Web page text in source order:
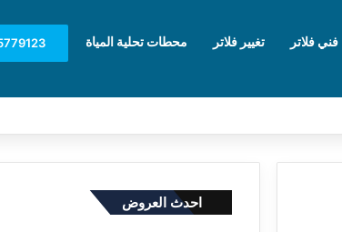
فني فلاتر تغيير فلاتر محطات تحلية المياة
احدث العروض